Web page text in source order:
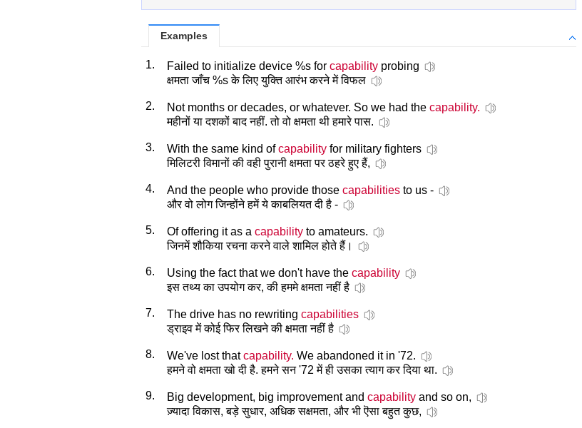
Examples
1. Failed to initialize device %s for capability probing
क्षमता जाँच %s के लिए युक्ति आरंभ करने में विफल
2. Not months or decades, or whatever. So we had the capability.
महीनों या दशकों बाद नहीं. तो वो क्षमता थी हमारे पास.
3. With the same kind ofcapability for military fighters
मिलिटरी विमानों की वही पुरानी क्षमता पर ठहरे हुए हैं,
4. And the people who provide those capabilities to us -
और वो लोग जिन्होंने हमें ये काबलियत दी है -
5. Of offering it as a capability to amateurs.
जिनमें शौकिया रचना करने वाले शामिल होते हैं।
6. Using the fact that we don't have the capability
इस तथ्य का उपयोग कर, की हममे क्षमता नहीं है
7. The drive has no rewriting capabilities
ड्राइव में कोई फिर लिखने की क्षमता नहीं है
8. We've lost thatcapability. We abandoned it in '72.
हमने वो क्षमता खो दी है. हमने सन '72 में ही उसका त्याग कर दिया था.
9. Big development, big improvement and capability and so on,
ज़्यादा विकास, बड़े सुधार, अधिक सक्षमता, और भी ऎसा बहुत कुछ,